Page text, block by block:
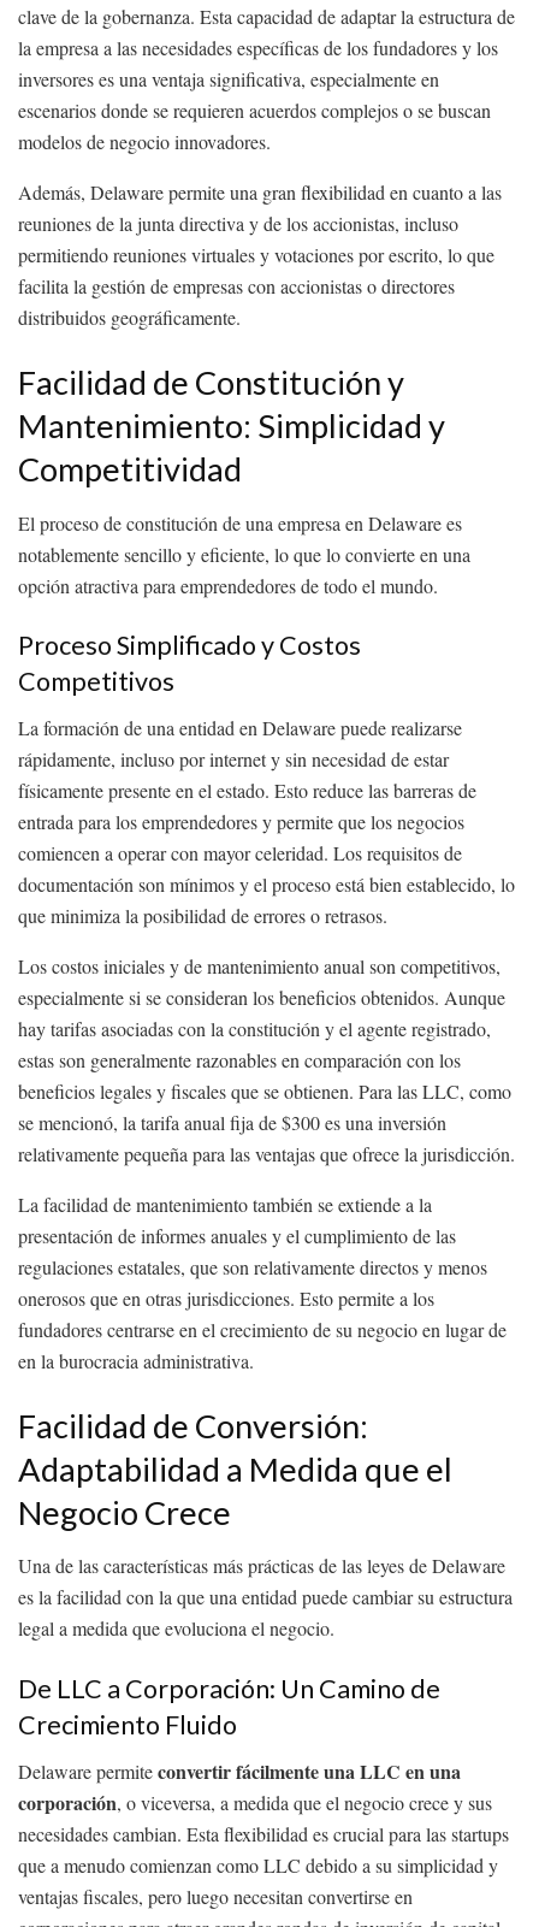
clave de la gobernanza. Esta capacidad de adaptar la estructura de
la empresa a las necesidades específicas de los fundadores y los
inversores es una ventaja significativa, especialmente en
escenarios donde se requieren acuerdos complejos o se buscan
modelos de negocio innovadores.
Además, Delaware permite una gran flexibilidad en cuanto a las
reuniones de la junta directiva y de los accionistas, incluso
permitiendo reuniones virtuales y votaciones por escrito, lo que
facilita la gestión de empresas con accionistas o directores
distribuidos geográficamente.
Facilidad de Constitución y
Mantenimiento: Simplicidad y
Competitividad
El proceso de constitución de una empresa en Delaware es
notablemente sencillo y eficiente, lo que lo convierte en una
opción atractiva para emprendedores de todo el mundo.
Proceso Simplificado y Costos
Competitivos
La formación de una entidad en Delaware puede realizarse
rápidamente, incluso por internet y sin necesidad de estar
físicamente presente en el estado. Esto reduce las barreras de
entrada para los emprendedores y permite que los negocios
comiencen a operar con mayor celeridad. Los requisitos de
documentación son mínimos y el proceso está bien establecido, lo
que minimiza la posibilidad de errores o retrasos.
Los costos iniciales y de mantenimiento anual son competitivos,
especialmente si se consideran los beneficios obtenidos. Aunque
hay tarifas asociadas con la constitución y el agente registrado,
estas son generalmente razonables en comparación con los
beneficios legales y fiscales que se obtienen. Para las LLC, como
se mencionó, la tarifa anual fija de $300 es una inversión
relativamente pequeña para las ventajas que ofrece la jurisdicción.
La facilidad de mantenimiento también se extiende a la
presentación de informes anuales y el cumplimiento de las
regulaciones estatales, que son relativamente directos y menos
onerosos que en otras jurisdicciones. Esto permite a los
fundadores centrarse en el crecimiento de su negocio en lugar de
en la burocracia administrativa.
Facilidad de Conversión:
Adaptabilidad a Medida que el
Negocio Crece
Una de las características más prácticas de las leyes de Delaware
es la facilidad con la que una entidad puede cambiar su estructura
legal a medida que evoluciona el negocio.
De LLC a Corporación: Un Camino de
Crecimiento Fluido
Delaware permiteconvertir fácilmente una LLC en una
corporación, o viceversa, a medida que el negocio crece y sus
necesidades cambian. Esta flexibilidad es crucial para las startups
que a menudo comienzan como LLC debido a su simplicidad y
ventajas fiscales, pero luego necesitan convertirse en